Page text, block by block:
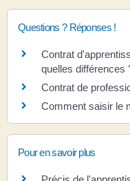
Questions ? Réponses !
Contrat
quelles différences
Contrat de
Comment saisir le
Pour en savoir plus